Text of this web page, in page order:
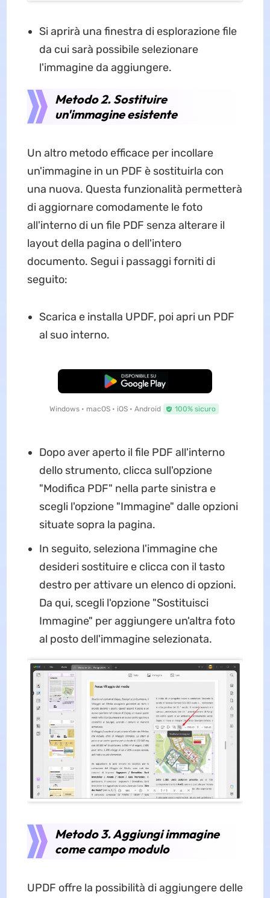
Si aprirà una finestra di esplorazione file
da cui sarà possibile selezionare
l'immagine da aggiungere.
Metodo 2. Sostituire
un'immagine esistente
Un altro metodo efficace per incollare
un'immagine in un PDF è sostituirla con
una nuova. Questa funzionalità permetterà
di aggiornare comodamente le foto
all'interno di un file PDF senza alterare il
layout della pagina o dell'intero
documento. Segui i passaggi forniti di
seguito:
Scarica e installa UPDF, poi apri un PDF
al suo interno.
Download Gratis
Windows • macOS • iOS • Android 100% sicuro
Dopo aver aperto il file PDF all'interno
dello strumento, clicca sull'opzione
"Modifica PDF" nella parte sinistra e
scegli l'opzione "Immagine" dalle opzioni
situate sopra la pagina.
In seguito, seleziona l'immagine che
desideri sostituire e clicca con il tasto
destro per attivare un elenco di opzioni.
Da qui, scegli l'opzione "Sostituisci
Immagine" per aggiungere un'altra foto
al posto dell'immagine selezionata.
Metodo 3. Aggiungi immagine
come campo modulo
UPDF offre la possibilità di aggiungere delle